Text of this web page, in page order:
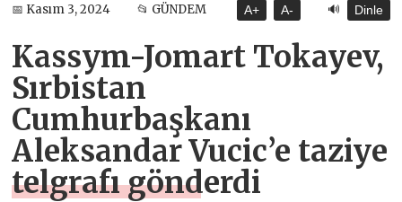
📅 Kasım 3, 2024 📂 GÜNDEM A+ A- 🔊 Dinle
Kassym-Jomart Tokayev,
Sırbistan
Cumhurbaşkanı
Aleksandar Vucic’e taziye
telgrafı gönderdi